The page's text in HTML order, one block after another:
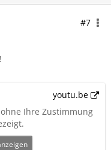
#7
youtu.be
Ihre Zustimmung